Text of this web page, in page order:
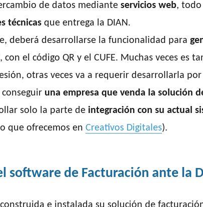
de datos mediante servicios web, todo
técnicas que entrega la DIAN.
deberá desarrollarse la funcionalidad para
, con el código QR y el CUFE. Muchas veces es
otras veces va a requerir desarrollarla
una empresa que venda la solución
solo la parte de integración con su actual
que ofrecemos en Creativos Digitales).
software de Facturación ante la